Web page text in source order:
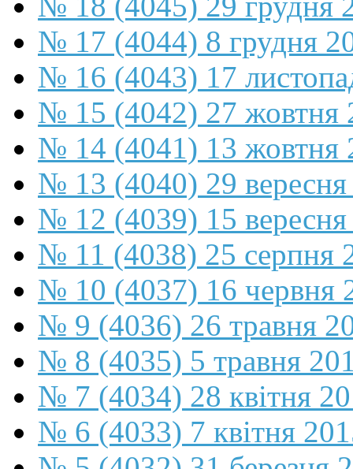
№ 17 (4044) 8 грудня
№ 16 (4043) 17
№ 15 (4042) 27 жовтня
№ 14 (4041) 13 жовтня
№ 13 (4040) 29
№ 12 (4039) 15
№ 11 (4038) 25 серпня
№ 10 (4037) 16 червня
№ 9 (4036) 26 травня
№ 8 (4035) 5 травня
№ 7 (4034) 28 квітня
№ 6 (4033) 7 квітня